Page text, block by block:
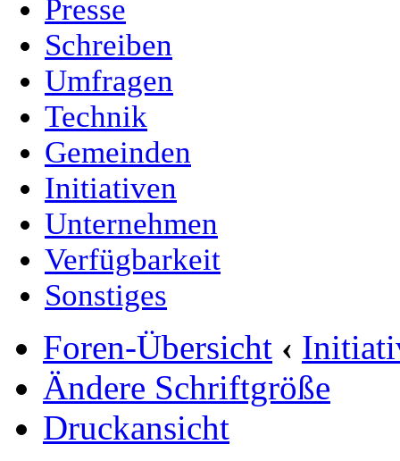
Presse
Schreiben
Umfragen
Technik
Gemeinden
Initiativen
Unternehmen
Verfügbarkeit
Sonstiges
Foren-Übersicht ‹
Ändere Schriftgröße
Druckansicht